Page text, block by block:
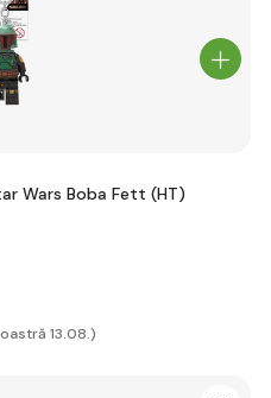
Wars Boba Fett (HT)
13.08.)